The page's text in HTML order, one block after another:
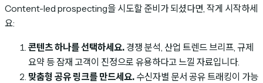
Content-led prospecting을 시도할 준비가 되셨다면, 작게 시작하세
요:
콘텐츠 하나를 선택하세요. 경쟁 분석, 산업 트렌드 브리프, 규제
요약 등 잠재 고객이 진정으로 유용하다고 느낄 자료입니다.
맞춤형 공유 링크를 만드세요. 수신자별 문서 공유 트래킹이 가능